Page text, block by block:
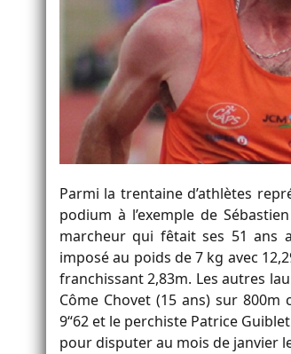
Parmi la trentaine d’athlètes
podium à l’exemple de
marcheur qui fêtait ses 51 ans
imposé au poids de 7 kg avec
franchissant 2,83m. Les autres
Côme Chovet (15 ans) sur 800m
9“62 et le perchiste Patrice
pour disputer au mois de janvier